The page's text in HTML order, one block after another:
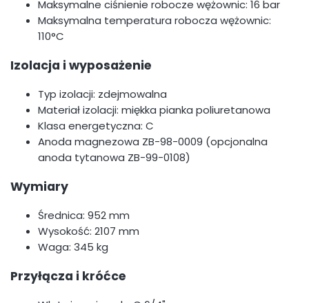
Maksymalne ciśnienie robocze wężownic: 16 bar
Maksymalna temperatura robocza wężownic:
110°C
Izolacja i wyposażenie
Typ izolacji: zdejmowalna
Materiał izolacji: miękka pianka poliuretanowa
Klasa energetyczna: C
Anoda magnezowa ZB-98-0009 (opcjonalna
anoda tytanowa ZB-99-0108)
Wymiary
Średnica: 952 mm
Wysokość: 2107 mm
Waga: 345 kg
Przyłącza i króćce